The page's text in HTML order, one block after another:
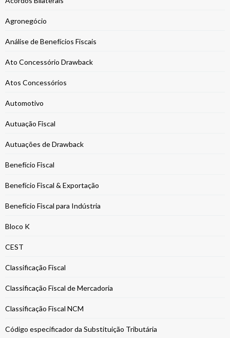
Agronegócio
Análise de Benefícios Fiscais
Ato Concessório Drawback
Atos Concessórios
Automotivo
Autuação Fiscal
Autuações de Drawback
Benefício Fiscal
Benefício Fiscal & Exportação
Benefício Fiscal para Indústria
Bloco K
CEST
Classificação Fiscal
Classificação Fiscal de Mercadoria
Classificação Fiscal NCM
Código especificador da Substituição Tributária